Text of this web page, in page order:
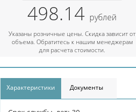
498.14 рублей
Указаны розничные цены. Скидка зависит от
объема. Обратитесь к нашим менеджерам
для расчета стоимости.
Характеристики Документы